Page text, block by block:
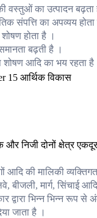
वस्तुओं का उत्पादन
संपत्ति का अपव्यय होता
होता है ।
बढ़ती है ।
शोषण आदि का भय रहता है
और निजी दोनों क्षेत्र
आदि की मालिकी
बीजली, मार्ग, सिंचाई
द्वारा भिन्न भिन्न रूप
जाता है ।